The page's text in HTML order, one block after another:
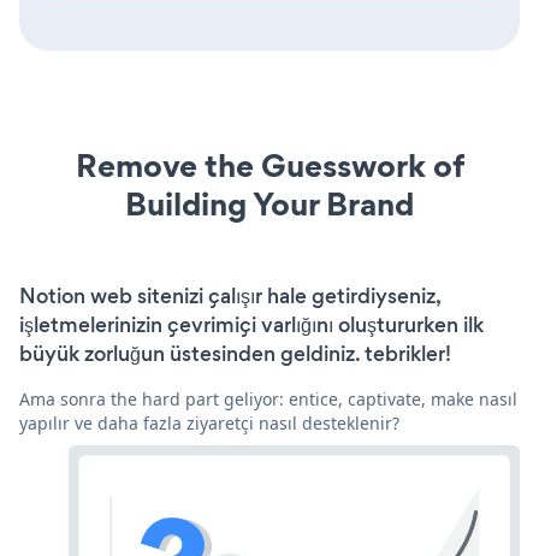
Remove the Guesswork of
Building Your Brand
Notion web sitenizi çalışır hale getirdiyseniz,
işletmelerinizin çevrimiçi varlığını oluştururken ilk
büyük zorluğun üstesinden geldiniz. tebrikler!
Ama sonra the hard part geliyor: entice, captivate, make nasıl
yapılır ve daha fazla ziyaretçi nasıl desteklenir?